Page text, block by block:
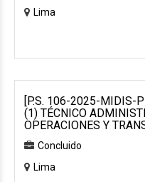
Lima
[P.S. 106-2025-MIDIS-
(1) TÉCNICO
OPERACIONES Y
Concluido
Lima